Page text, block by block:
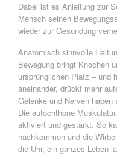
Dabei ist es Anleitung zur
Mensch seinen
wieder zur Gesundung
Anatomisch sinnvolle
Bewegung bringt Knochen
ursprünglichen Platz – und
aneinander, drückt mehr
Gelenke und Nerven
Die autochthone
aktiviert und gestärkt. So
nachkommen und die
die Uhr, ein ganzes Leben